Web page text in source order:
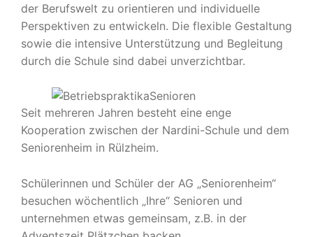
der Berufswelt zu orientieren und individuelle
Perspektiven zu entwickeln. Die flexible Gestaltung
sowie die intensive Unterstützung und Begleitung
durch die Schule sind dabei unverzichtbar.
Seit mehreren Jahren besteht eine enge
Kooperation zwischen der Nardini-Schule und dem
Seniorenheim in Rülzheim.
Schülerinnen und Schüler der AG „Seniorenheim“
besuchen wöchentlich „Ihre“ Senioren und
unternehmen etwas gemeinsam, z.B. in der